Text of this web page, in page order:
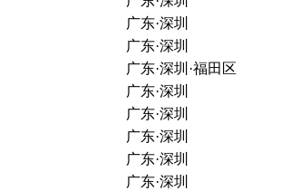
广东·深圳
广东·深圳
广东·深圳·福田区
广东·深圳
广东·深圳
广东·深圳
广东·深圳
广东·深圳